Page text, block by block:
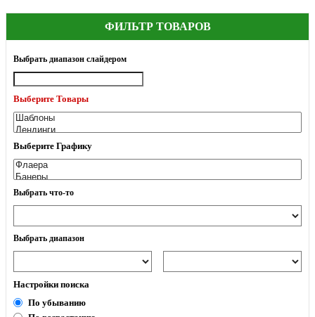
ФИЛЬТР ТОВАРОВ
Выбрать диапазон слайдером
Выберите Товары
Выберите Графику
Выбрать что-то
Выбрать диапазон
Настройки поиска
По убыванию